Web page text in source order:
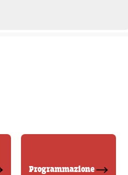
Programmazione